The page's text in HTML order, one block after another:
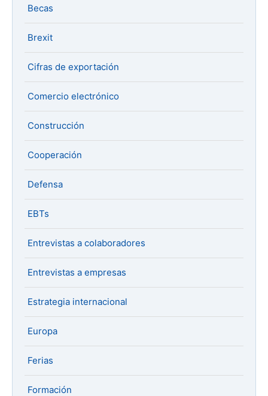
Becas
Brexit
Cifras de exportación
Comercio electrónico
Construcción
Cooperación
Defensa
EBTs
Entrevistas a colaboradores
Entrevistas a empresas
Estrategia internacional
Europa
Ferias
Formación